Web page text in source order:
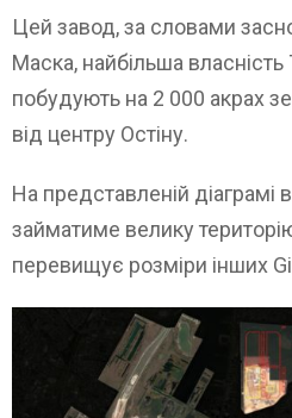
Цей завод, за словами
Маска, найбільша
побудують на 2 000 акрах
від центру Остіну.
На представленій діаграмі
займатиме велику
перевищує розміри інших